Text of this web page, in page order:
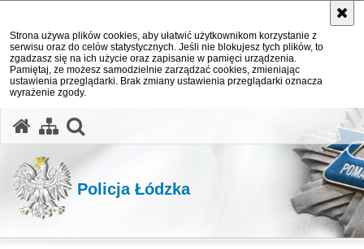
Strona używa plików cookies, aby ułatwić użytkownikom korzystanie z
serwisu oraz do celów statystycznych. Jeśli nie blokujesz tych plików, to
zgadzasz się na ich użycie oraz zapisanie w pamięci urządzenia.
Pamiętaj, że możesz samodzielnie zarządzać cookies, zmieniając
ustawienia przeglądarki. Brak zmiany ustawienia przeglądarki oznacza
wyrażenie zgody.
Policja Łódzka